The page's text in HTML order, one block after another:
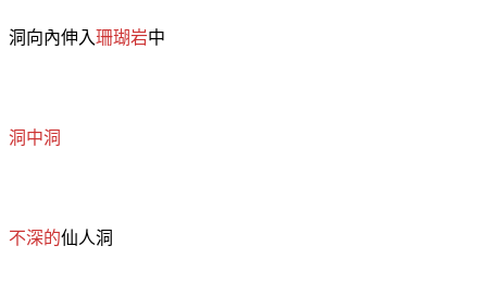
洞向內伸入珊瑚岩中
洞中洞
不深的仙人洞